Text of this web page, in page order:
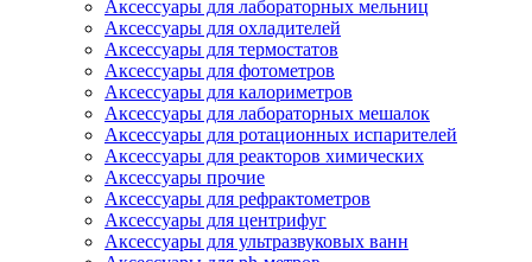
Аксессуары для лабораторных мельниц
Аксессуары для охладителей
Аксессуары для термостатов
Аксессуары для фотометров
Аксессуары для калориметров
Аксессуары для лабораторных мешалок
Аксессуары для ротационных испарителей
Аксессуары для реакторов химических
Аксессуары прочие
Аксессуары для рефрактометров
Аксессуары для центрифуг
Аксессуары для ультразвуковых ванн